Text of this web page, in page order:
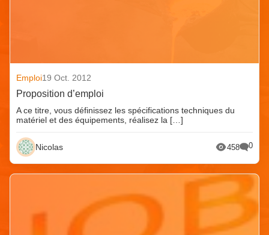
Emploi19 Oct. 2012
Proposition d’emploi
A ce titre, vous définissez les spécifications techniques du
matériel et des équipements, réalisez la […]
Nicolas 458 0